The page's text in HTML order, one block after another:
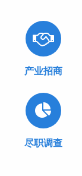
产业招商
尽职调查